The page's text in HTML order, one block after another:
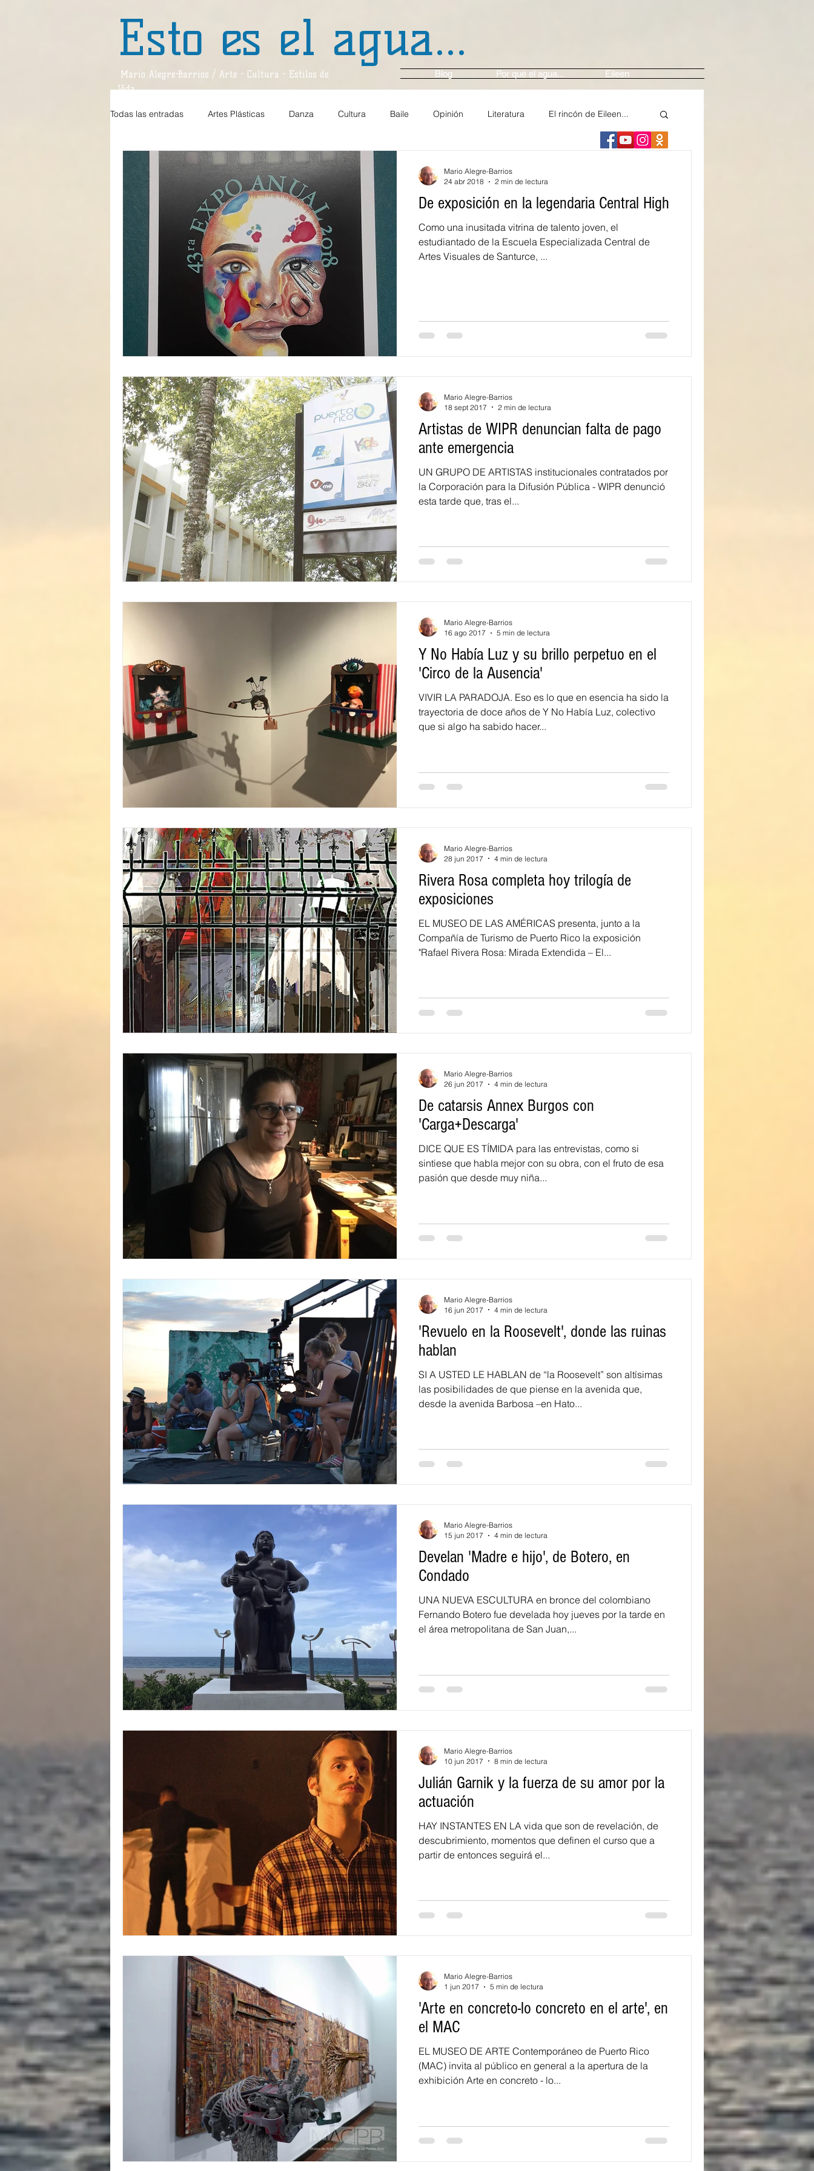
Esto es el agua...
Blog Por qué el agua... Eileen
Mario Alegre-Barrios / Arte - Cultura - Estilos de
Vida
Todas las entradas Artes Plásticas Danza Cultura Baile Opinión Literatura El rincón de Eileen...
Estilos de Vida Teatro Danza y Ballet Música
Teatro / Reseña Divagaciones Comunidad Gastronomía Arte y Cultura Multimedios
Música / Crítica Sociedad Espejo Viajes En el momento Crónica Ambiente
In Memoriam
De exposición en la legendaria Central High
Como una inusitada vitrina de talento joven, el
estudiantado de la Escuela Especializada Central de
Artes Visuales de Santurce, ...
Mario Alegre-Barrios
24 abr 2018
2 min de lectura
Artistas de WIPR denuncian falta de pago
ante emergencia
UN GRUPO DE ARTISTAS institucionales contratados por
la Corporación para la Difusión Pública - WIPR denunció
esta tarde que, tras el...
Mario Alegre-Barrios
18 sept 2017
2 min de lectura
Y No Había Luz y su brillo perpetuo en el
'Circo de la Ausencia'
VIVIR LA PARADOJA. Eso es lo que en esencia ha sido la
trayectoria de doce años de Y No Había Luz, colectivo
que si algo ha sabido hacer...
Mario Alegre-Barrios
16 ago 2017
5 min de lectura
Rivera Rosa completa hoy trilogía de
exposiciones
EL MUSEO DE LAS AMÉRICAS presenta, junto a la
Compañía de Turismo de Puerto Rico la exposición
"Rafael Rivera Rosa: Mirada Extendida – El...
Mario Alegre-Barrios
28 jun 2017
4 min de lectura
De catarsis Annex Burgos con
'Carga+Descarga'
DICE QUE ES TÍMIDA para las entrevistas, como si
sintiese que habla mejor con su obra, con el fruto de esa
pasión que desde muy niña...
Mario Alegre-Barrios
26 jun 2017
4 min de lectura
'Revuelo en la Roosevelt', donde las ruinas
hablan
SI A USTED LE HABLAN de “la Roosevelt” son altísimas
las posibilidades de que piense en la avenida que,
desde la avenida Barbosa –en Hato...
Mario Alegre-Barrios
16 jun 2017
4 min de lectura
Develan 'Madre e hijo', de Botero, en
Condado
UNA NUEVA ESCULTURA en bronce del colombiano
Fernando Botero fue develada hoy jueves por la tarde en
el área metropolitana de San Juan,...
Mario Alegre-Barrios
15 jun 2017
4 min de lectura
Julián Garnik y la fuerza de su amor por la
actuación
HAY INSTANTES EN LA vida que son de revelación, de
descubrimiento, momentos que definen el curso que a
partir de entonces seguirá el...
Mario Alegre-Barrios
10 jun 2017
8 min de lectura
'Arte en concreto-lo concreto en el arte', en
el MAC
EL MUSEO DE ARTE Contemporáneo de Puerto Rico
(MAC) invita al público en general a la apertura de la
exhibición Arte en concreto - lo...
Mario Alegre-Barrios
1 jun 2017
5 min de lectura